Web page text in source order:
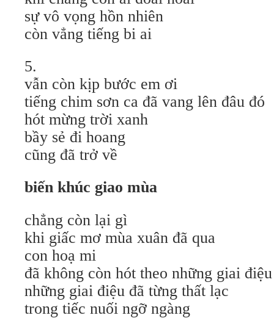
sự vô vọng hồn nhiên
còn vẳng tiếng bi ai
5.
vẫn còn kịp bước em ơi
tiếng chim sơn ca đã vang lên đâu đó
hót mừng trời xanh
bầy sẻ đi hoang
cũng đã trở về
biến khúc giao mùa
chẳng còn lại gì
khi giấc mơ mùa xuân đã qua
con hoạ mi
đã không còn hót theo những giai
những giai điệu đã từng thất lạc
trong tiếc nuối ngỡ ngàng